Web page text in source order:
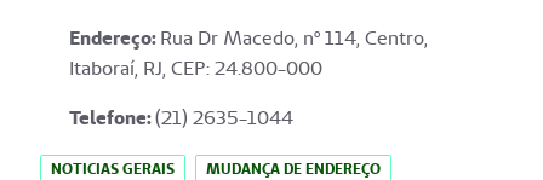
Endereço:Rua Dr Macedo, nº 114, Centro,
Itaboraí, RJ, CEP: 24.800-000
Telefone:(21) 2635-1044
NOTICIAS GERAIS MUDANÇA DE ENDEREÇO